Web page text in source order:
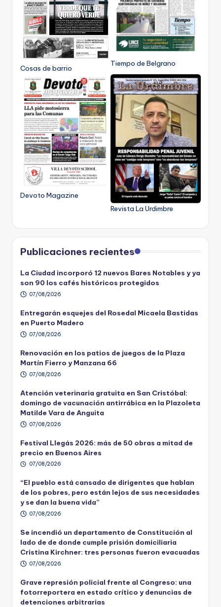
Cosas de barrio
Tiempo de Belgrano
Devoto Magazine
Revista La Urdimbre
Publicaciones recientes
La Ciudad incorporó 12 nuevos Bares Notables y ya
son 90 los cafés históricos protegidos
07/08/2026
Entregarán esquejes del Rosedal Micaela Bastidas
en Puerto Madero
07/08/2026
Renovación en los patios de juegos de la Plaza
Martín Fierro y Manzana 66
07/08/2026
Atención veterinaria gratuita en San Cristóbal:
domingo de vacunación antirrábica en la Plazoleta
Matilde Vara de Anguita
07/08/2026
Festival Llegás 2026: más de 50 obras a mitad de
precio en Buenos Aires
07/08/2026
“El pueblo está cansado de dirigentes que hablan
de los pobres, pero están lejos de sus necesidades
y se dan la buena vida”
07/08/2026
Se incendió un departamento de Constitución al
lado de de donde cumple prisión domiciliaria
Cristina Kirchner: tres personas fueron evacuadas
07/08/2026
Grave represión policial frente al Congreso: una
fotorreportera en estado crítico y denuncias de
detenciones arbitrarias